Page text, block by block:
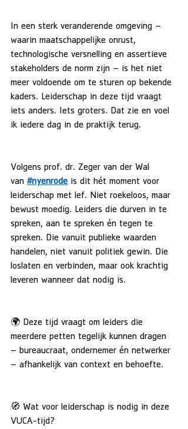
In een sterk veranderende omgeving –
waarin maatschappelijke onrust,
technologische versnelling en assertieve
stakeholders de norm zijn – is het niet
meer voldoende om te sturen op bekende
kaders. Leiderschap in deze tijd vraagt
iets anders. Iets groters. Dat zie en voel
ik iedere dag in de praktijk terug.
Volgens prof. dr. Zeger van der Wal
van #nyenrode is dit hét moment voor
leiderschap met lef. Niet roekeloos, maar
bewust moedig. Leiders die durven in te
spreken, aan te spreken én tegen te
spreken. Die vanuit publieke waarden
handelen, niet vanuit politiek gewin. Die
loslaten en verbinden, maar ook krachtig
leveren wanneer dat nodig is.
🌍 Deze tijd vraagt om leiders die
meerdere petten tegelijk kunnen dragen
– bureaucraat, ondernemer én netwerker
– afhankelijk van context en behoefte.
🧭 Wat voor leiderschap is nodig in deze
VUCA-tijd?